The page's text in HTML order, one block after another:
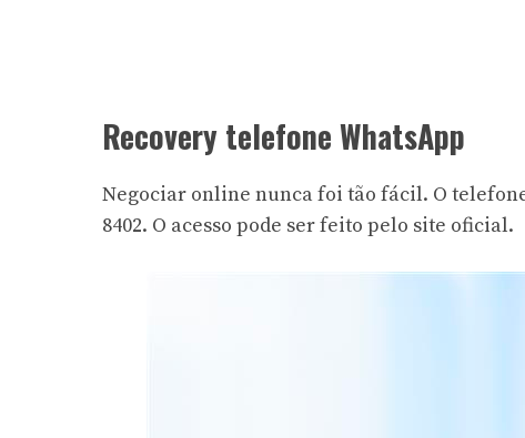
Recovery telefone WhatsApp
Negociar online nunca foi tão fácil. O
8402. O acesso pode ser feito pelo site oficial.